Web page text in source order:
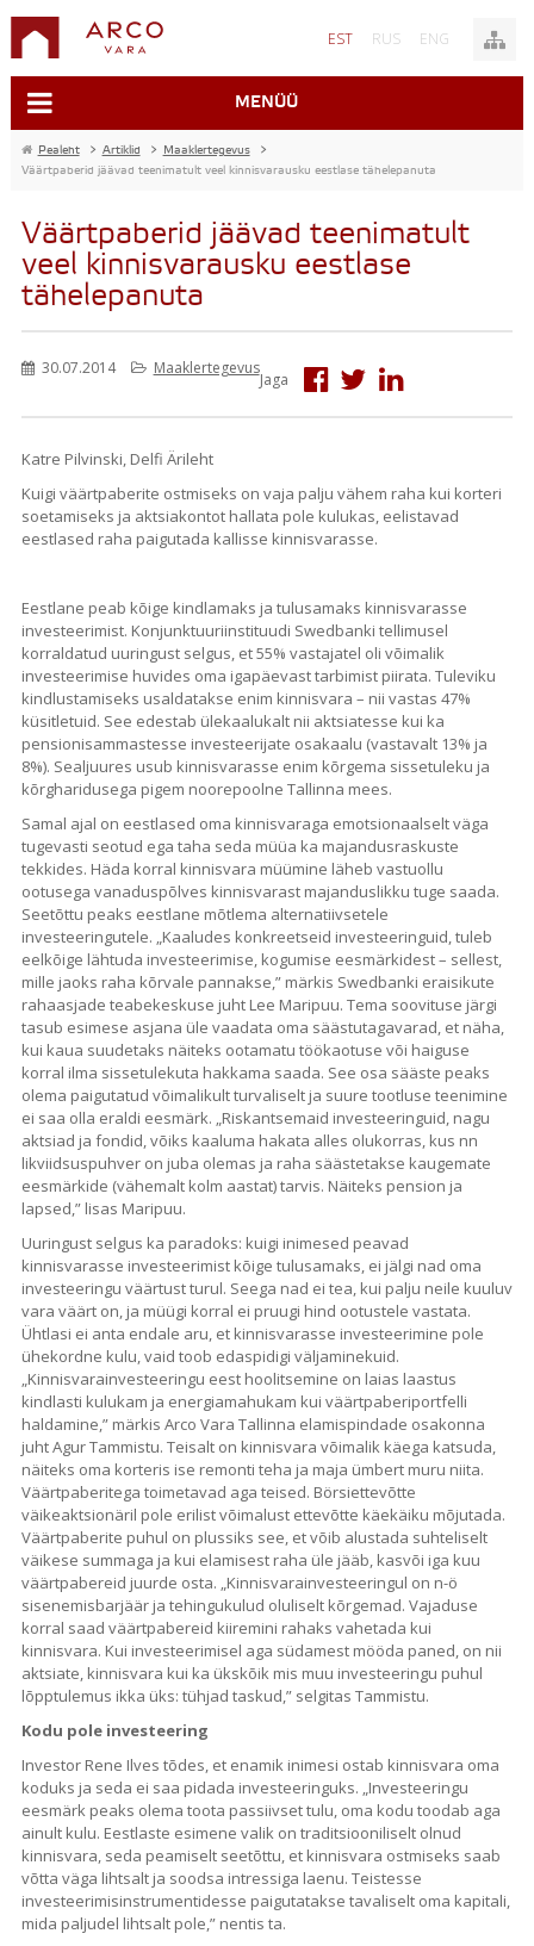
EST RUS ENG
MENÜÜ
Pealeht > Artiklid > Maaklertegevus
>
Väärtpaberid jäävad teenimatult veel kinnis­vara­usku eestlase tähelepanuta
Väärtpaberid jäävad teenimatult
veel kinnis­vara­usku eestlase
tähelepanuta
30.07.2014 Maaklertegevus
Jaga
Katre Pilvinski, Delfi Ärileht
Kuigi väärtpaberite ostmiseks on vaja palju vähem raha kui korteri
soetamiseks ja aktsiakontot hallata pole kulukas, eelistavad
eestlased raha paigutada kallisse kinnisvarasse.
Eestlane peab kõige kindlamaks ja tulusamaks kinnisvarasse
investeerimist. Konjunktuuriinstituudi Swedbanki tellimusel
korraldatud uuringust selgus, et 55% vastajatel oli võimalik
investeerimise huvides oma igapäevast tarbimist piirata. Tuleviku
kindlustamiseks usaldatakse enim kinnisvara – nii vastas 47%
küsitletuid. See edestab ülekaalukalt nii aktsiatesse kui ka
pensionisammastesse investeerijate osakaalu (vastavalt 13% ja
8%). Sealjuures usub kinnisvarasse enim kõrgema sissetuleku ja
kõrgharidusega pigem noorepoolne Tallinna mees.
Samal ajal on eestlased oma kinnisvaraga emotsionaalselt väga
tugevasti seotud ega taha seda müüa ka majandusraskuste
tekkides. Häda korral kinnisvara müümine läheb vastuollu
ootusega vanaduspõlves kinnisvarast majanduslikku tuge saada.
Seetõttu peaks eestlane mõtlema alternatiivsetele
investeeringutele. „Kaaludes konkreetseid investeeringuid, tuleb
eelkõige lähtuda investeerimise, kogumise eesmärkidest – sellest,
mille jaoks raha kõrvale pannakse,” märkis Swedbanki eraisikute
rahaasjade teabekeskuse juht Lee Maripuu. Tema soovituse järgi
tasub esimese asjana üle vaadata oma säästutagavarad, et näha,
kui kaua suudetaks näiteks ootamatu töökaotuse või haiguse
korral ilma sissetulekuta hakkama saada. See osa sääste peaks
olema paigutatud võimalikult turvaliselt ja suure tootluse teenimine
ei saa olla eraldi eesmärk. „Riskantsemaid investeeringuid, nagu
aktsiad ja fondid, võiks kaaluma hakata alles olukorras, kus nn
likviidsuspuhver on juba olemas ja raha säästetakse kaugemate
eesmärkide (vähemalt kolm aastat) tarvis. Näiteks pension ja
lapsed,” lisas Maripuu.
Uuringust selgus ka paradoks: kuigi inimesed peavad
kinnisvarasse investeerimist kõige tulusamaks, ei jälgi nad oma
investeeringu väärtust turul. Seega nad ei tea, kui palju neile kuuluv
vara väärt on, ja müügi korral ei pruugi hind ootustele vastata.
Ühtlasi ei anta endale aru, et kinnisvarasse investeerimine pole
ühekordne kulu, vaid toob edaspidigi väljaminekuid.
„Kinnisvarainvesteeringu eest hoolitsemine on laias laastus
kindlasti kulukam ja energiamahukam kui väärtpaberiportfelli
haldamine,” märkis Arco Vara Tallinna elamispindade osakonna
juht Agur Tammistu. Teisalt on kinnisvara võimalik käega katsuda,
näiteks oma korteris ise remonti teha ja maja ümbert muru niita.
Väärtpaberitega toimetavad aga teised. Börsiettevõtte
väikeaktsionäril pole erilist võimalust ettevõtte käekäiku mõjutada.
Väärtpaberite puhul on plussiks see, et võib alustada suhteliselt
väikese summaga ja kui elamisest raha üle jääb, kasvõi iga kuu
väärtpabereid juurde osta. „Kinnisvarainvesteeringul on n-ö
sisenemisbarjäär ja tehingukulud oluliselt kõrgemad. Vajaduse
korral saad väärtpabereid kiiremini rahaks vahetada kui
kinnisvara. Kui investeerimisel aga südamest mööda paned, on nii
aktsiate, kinnisvara kui ka ükskõik mis muu investeeringu puhul
lõpptulemus ikka üks: tühjad taskud,” selgitas Tammistu.
Kodu pole investeering
Investor Rene Ilves tõdes, et enamik inimesi ostab kinnisvara oma
koduks ja seda ei saa pidada investeeringuks. „Investeeringu
eesmärk peaks olema toota passiivset tulu, oma kodu toodab aga
ainult kulu. Eestlaste esimene valik on traditsiooniliselt olnud
kinnisvara, seda peamiselt seetõttu, et kinnisvara ostmiseks saab
võtta väga lihtsalt ja soodsa intressiga laenu. Teistesse
investeerimisinstrumentidesse paigutatakse tavaliselt oma kapitali,
mida paljudel lihtsalt pole,” nentis ta.